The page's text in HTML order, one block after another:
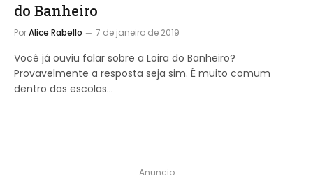
do Banheiro
PorAlice Rabello 7 de janeiro de 2019
Você já ouviu falar sobre a Loira do Banheiro?
Provavelmente a resposta seja sim. É muito comum
dentro das escolas…
Anuncio